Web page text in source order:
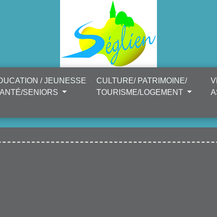
/ JEUNESSE
SENIORS
CULTURE/ PATRIMOINE/
TOURISME/LOGEMENT